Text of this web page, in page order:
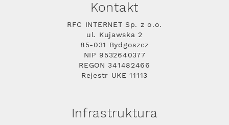
Kontakt
RFC INTERNET Sp. z o.o.
ul. Kujawska 2
85-031 Bydgoszcz
NIP 9532640377
REGON 341482466
Rejestr UKE 11113
Infrastruktura